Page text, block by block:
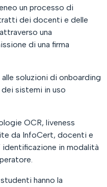
un processo di
dei docenti e delle
una
di una firma
soluzioni di onboarding
sistemi in uso
OCR, liveness
da InfoCert, docenti e
in modalità
hanno la